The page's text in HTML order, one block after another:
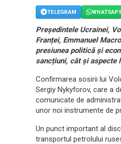
TELEGRAM
Președintele Ucrainei,
Franței, Emmanuel
presiunea politică și
sancțiuni, cât și aspecte
Confirmarea sosirii lui
Sergiy Nykyforov, care a
comunicate de
unor noi instrumente de
Un punct important al
transportul petrolului